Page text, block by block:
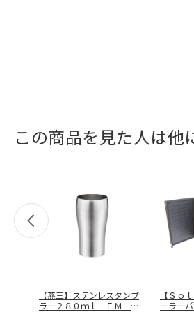
この商品を見た人は他
【燕三】ステンレスタンブ
ラー２８０ｍｌ ＥＭ－０
【Ｓｏ
ーラー